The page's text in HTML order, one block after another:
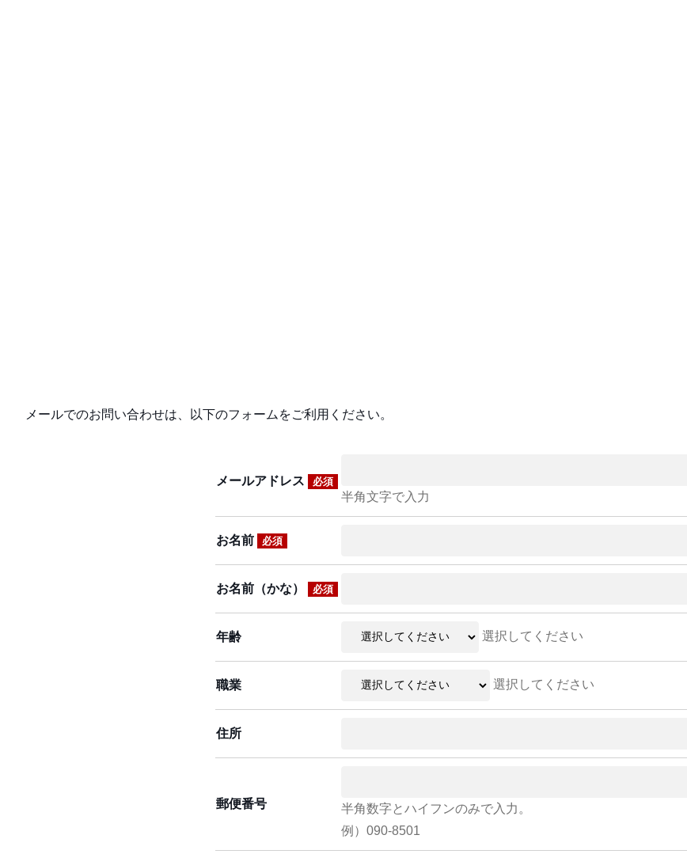
メールでのお問い合わせは、以下のフォームをご利用ください。
メールアドレス 必須
半角文字で入力
お名前 必須
お名前（かな） 必須
年齢 選択してください
職業 選択してください
住所
郵便番号
半角数字とハイフンのみで入力。
例）090-8501